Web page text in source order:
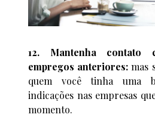
12. Mantenha contato
empregos anteriores: mas
quem você tinha uma
indicações nas empresas
momento.